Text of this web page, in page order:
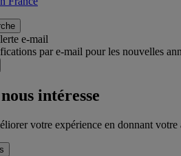
e-mail
par e-mail pour les nouvelles
intéresse
votre expérience en donnant votre